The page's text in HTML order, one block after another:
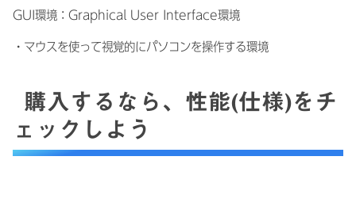
GUI環境：Graphical User Interface環境
・マウスを使って視覚的にパソコンを操作する環境
購入するなら、性能(仕様)をチ
ェックしよう